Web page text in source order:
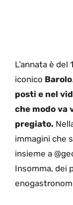
L’annata è
iconico Barolo
posti e nel
che modo va
pregiato.
immagini che
insieme a
Insomma, dei